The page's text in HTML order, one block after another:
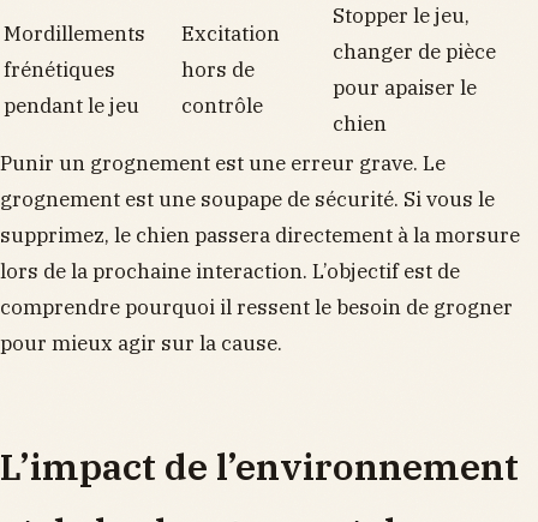
Mordillements
frénétiques
pendant le jeu
Excitation
hors de
contrôle
Stopper le jeu,
changer de pièce
pour apaiser le
chien
Punir un grognement est une erreur grave. Le
grognement est une soupape de sécurité. Si vous le
supprimez, le chien passera directement à la morsure
lors de la prochaine interaction. L’objectif est de
comprendre pourquoi il ressent le besoin de grogner
pour mieux agir sur la cause.
L’impact de l’environnement